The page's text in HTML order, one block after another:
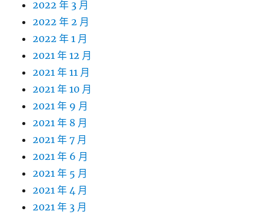
2022 年 3 月
2022 年 2 月
2022 年 1 月
2021 年 12 月
2021 年 11 月
2021 年 10 月
2021 年 9 月
2021 年 8 月
2021 年 7 月
2021 年 6 月
2021 年 5 月
2021 年 4 月
2021 年 3 月